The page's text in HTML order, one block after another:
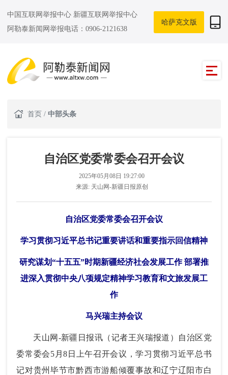
中国互联网举报中心 新疆互联网举报中心
阿勒泰新闻网举报电话：0906-2121638
哈萨克文版
首页 / 中部头条
自治区党委常委会召开会议
2025年05月08日 19:27:00
来源: 天山网-新疆日报原创
自治区党委常委会召开会议
学习贯彻习近平总书记重要讲话和重要指示回信精神
研究谋划“十五五”时期新疆经济社会发展工作 部署推
进深入贯彻中央八项规定精神学习教育和文旅发展工
作
马兴瑞主持会议
天山网-新疆日报讯（记者王兴瑞报道）自治区党
委常委会5月8日上午召开会议，学习贯彻习近平总书
记对贵州毕节市黔西市游船倾覆事故和辽宁辽阳市白